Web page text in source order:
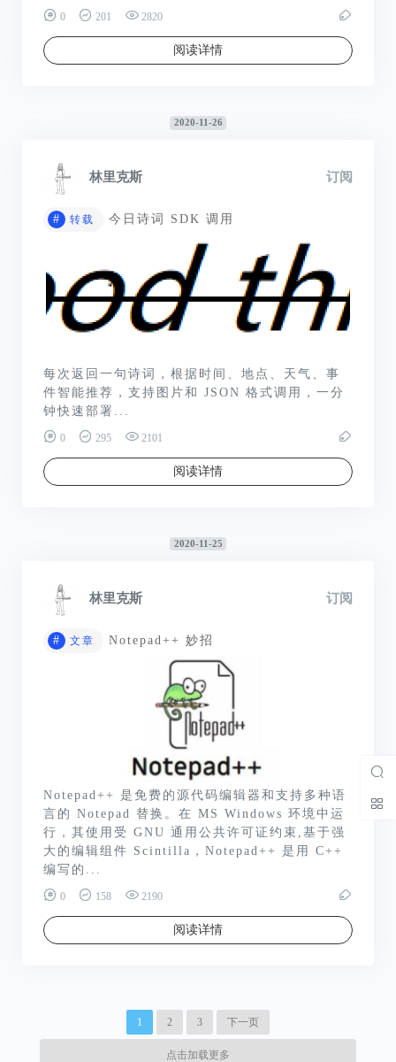
0 201 2820
阅读详情
2020-11-26
林里克斯 订阅
# 转载 今日诗词 SDK 调用
每次返回一句诗词，根据时间、地点、天气、事
件智能推荐，支持图片和 JSON 格式调用，一分
钟快速部署...
0 295 2101
阅读详情
2020-11-25
林里克斯 订阅
# 文章 Notepad++ 妙招
Notepad++ 是免费的源代码编辑器和支持多种语
言的 Notepad 替换。在 MS Windows 环境中运
行，其使用受 GNU 通用公共许可证约束,基于强
大的编辑组件 Scintilla，Notepad++ 是用 C++
编写的...
0 158 2190
阅读详情
1 2 3 下一页
点击加载更多